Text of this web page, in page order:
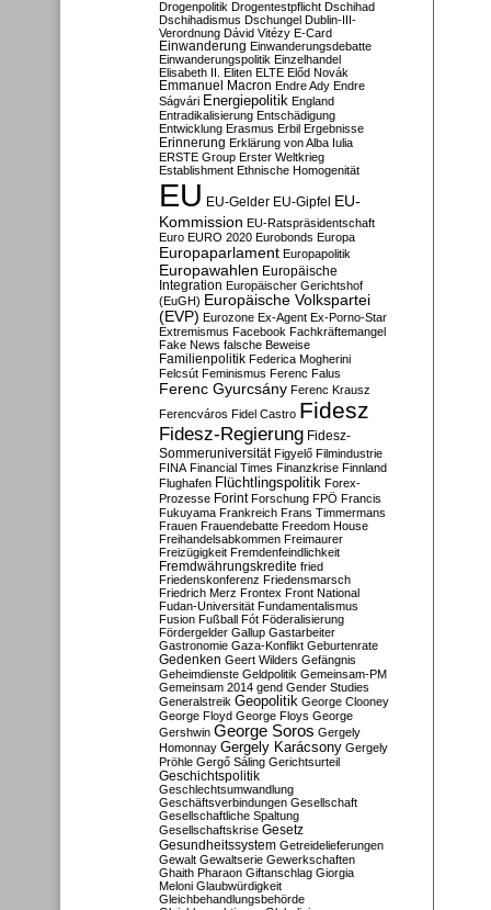
Drogenpolitik Drogentestpflicht Dschihad
Dschihadismus Dschungel Dublin-III-
Verordnung Dávid Vitézy E-Card
Einwanderung Einwanderungsdebatte
Einwanderungspolitik Einzelhandel
Elisabeth II. Eliten ELTE Előd Novák
Emmanuel Macron Endre Ady Endre
Ságvári Energiepolitik England
Entradikalisierung Entschädigung
Entwicklung Erasmus Erbil Ergebnisse
Erinnerung Erklärung von Alba Iulia
ERSTE Group Erster Weltkrieg
Establishment Ethnische Homogenität
EU EU-Gelder EU-Gipfel EU-
Kommission EU-Ratspräsidentschaft
Euro EURO 2020 Eurobonds Europa
Europaparlament Europapolitik
Europawahlen Europäische
Integration Europäischer Gerichtshof
(EuGH) Europäische Volkspartei
(EVP) Eurozone Ex-Agent Ex-Porno-Star
Extremismus Facebook Fachkräftemangel
Fake News falsche Beweise
Familienpolitik Federica Mogherini
Felcsút Feminismus Ferenc Falus
Ferenc Gyurcsány Ferenc Krausz
Ferencváros Fidel Castro Fidesz
Fidesz-Regierung Fidesz-
Sommeruniversität Figyelő Filmindustrie
FINA Financial Times Finanzkrise Finnland
Flughafen Flüchtlingspolitik Forex-
Prozesse Forint Forschung FPÖ Francis
Fukuyama Frankreich Frans Timmermans
Frauen Frauendebatte Freedom House
Freihandelsabkommen Freimaurer
Freizügigkeit Fremdenfeindlichkeit
Fremdwährungskredite fried
Friedenskonferenz Friedensmarsch
Friedrich Merz Frontex Front National
Fudan-Universität Fundamentalismus
Fusion Fußball Fót Föderalisierung
Fördergelder Gallup Gastarbeiter
Gastronomie Gaza-Konflikt Geburtenrate
Gedenken Geert Wilders Gefängnis
Geheimdienste Geldpolitik Gemeinsam-PM
Gemeinsam 2014 gend Gender Studies
Generalstreik Geopolitik George Clooney
George Floyd George Floys George
Gershwin George Soros Gergely
Homonnay Gergely Karácsony Gergely
Pröhle Gergő Sáling Gerichtsurteil
Geschichtspolitik
Geschlechtsumwandlung
Geschäftsverbindungen Gesellschaft
Gesellschaftliche Spaltung
Gesellschaftskrise Gesetz
Gesundheitssystem Getreidelieferungen
Gewalt Gewaltserie Gewerkschaften
Ghaith Pharaon Giftanschlag Giorgia
Meloni Glaubwürdigkeit
Gleichbehandlungsbehörde